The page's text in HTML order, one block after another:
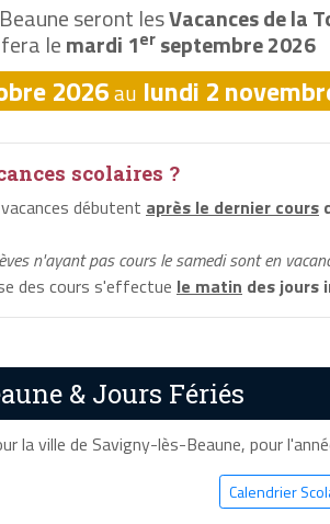
seront lesVacances de la
lemardi 1er septembre 2026
2026au lundi 2
scolaires ?
débutent après le dernier cours
n'ayant pas cours le samedi sont en
des cours s'effectue le matin des jours
& Jours Fériés
la ville de Savigny-lès-Beaune, pour
Calendrier